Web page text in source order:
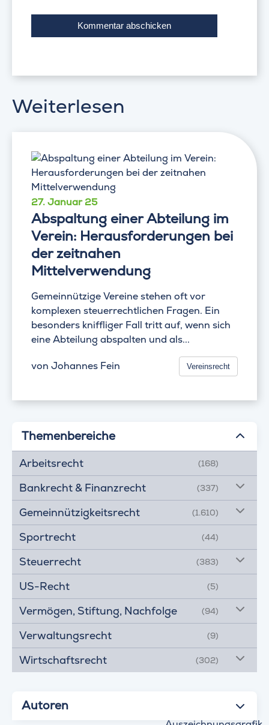
Weiterlesen
27. Januar 25
Abspaltung einer Abteilung im
Verein: Herausforderungen bei
der zeitnahen
Mittelverwendung
Gemeinnützige Vereine stehen oft vor
komplexen steuerrechtlichen Fragen. Ein
besonders kniffliger Fall tritt auf, wenn sich
eine Abteilung abspalten und als...
von Johannes Fein Vereinsrecht
Themenbereiche
Arbeitsrecht (168)
Bankrecht & Finanzrecht (337)
Gemeinnützigkeitsrecht (1.610)
Sportrecht (44)
Steuerrecht (383)
US-Recht (5)
Vermögen, Stiftung, Nachfolge (94)
Verwaltungsrecht (9)
Wirtschaftsrecht (302)
Autoren